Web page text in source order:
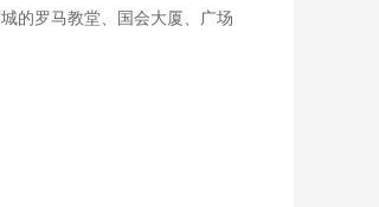
的罗马教堂、国会大厦、广场